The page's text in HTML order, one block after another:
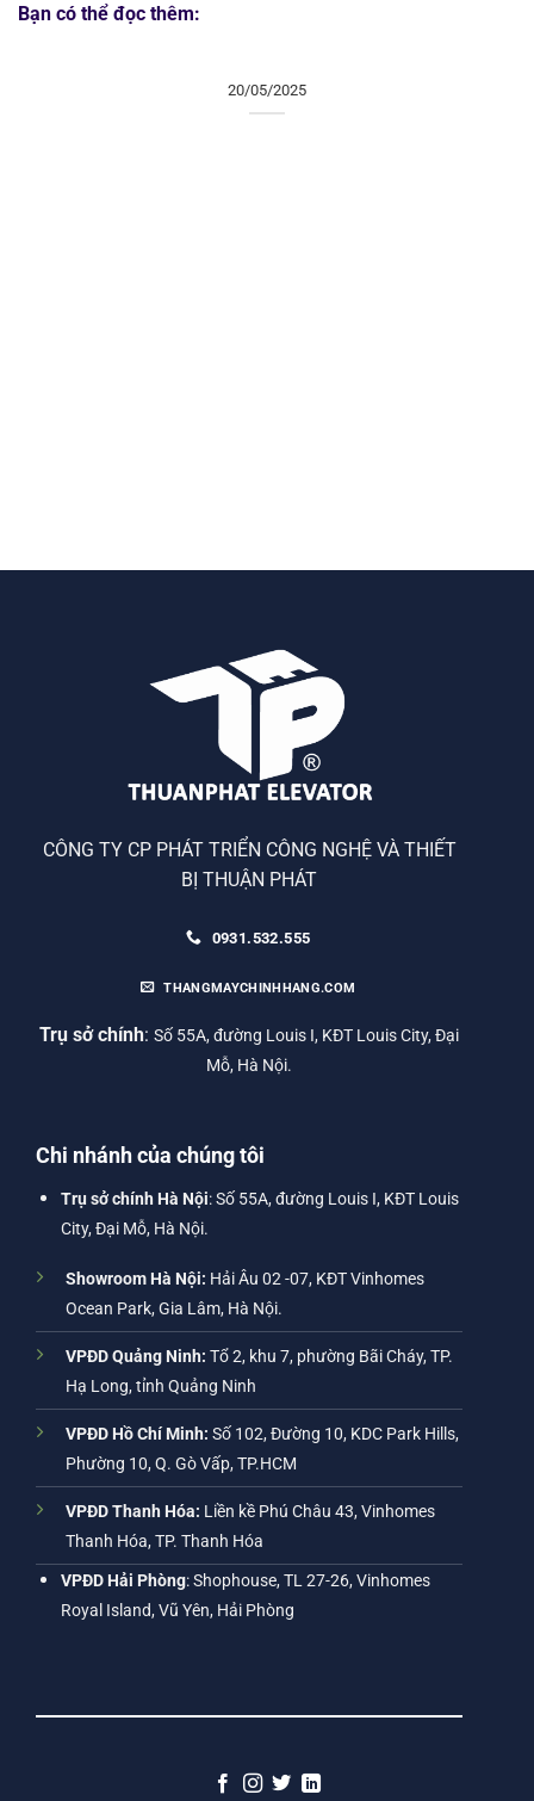
Bạn có thể đọc thêm:
20/05/2025
CÔNG TY CP PHÁT TRIỂN CÔNG NGHỆ VÀ THIẾT
BỊ THUẬN PHÁT
0931.532.555
THANGMAYCHINHHANG.COM
Trụ sở chính: Số 55A, đường Louis I, KĐT Louis City, Đại
Mỗ, Hà Nội.
Chi nhánh của chúng tôi
Trụ sở chính Hà Nội: Số 55A, đường Louis I, KĐT Louis
City, Đại Mỗ, Hà Nội.
Showroom Hà Nội: Hải Âu 02 -07, KĐT Vinhomes
Ocean Park, Gia Lâm, Hà Nội.
VPĐD Quảng Ninh: Tổ 2, khu 7, phường Bãi Cháy, TP.
Hạ Long, tỉnh Quảng Ninh
VPĐD Hồ Chí Minh: Số 102, Đường 10, KDC Park Hills,
Phường 10, Q. Gò Vấp, TP.HCM
VPĐD Thanh Hóa: Liền kề Phú Châu 43, Vinhomes
Thanh Hóa, TP. Thanh Hóa
VPĐD Hải Phòng: Shophouse, TL 27-26, Vinhomes
Royal Island, Vũ Yên, Hải Phòng